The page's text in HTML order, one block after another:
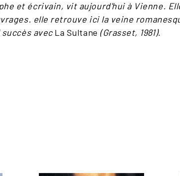
et écrivain, vit aujourd'hui à Vienne.
elle retrouve ici la veine
avecLa Sultane(Grasset, 1981).